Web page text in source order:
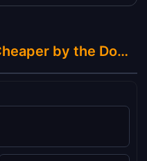
Sürüsüne Bereket (Cheaper by the Dozen) Türkçe Dublaj izle (2022) Hakkında Yorumlar